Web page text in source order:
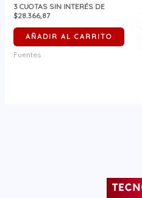
3CUOTAS SIN INTERÉS DE
$28.366,87
AÑADIR AL CARRITO
Fuentes